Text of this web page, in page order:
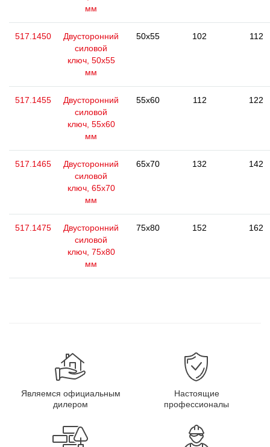
мм
517.1450
Двусторонний
силовой
ключ, 50x55
мм
50x55 102 112
517.1455
Двусторонний
силовой
ключ, 55x60
мм
55x60 112 122
517.1465
Двусторонний
силовой
ключ, 65x70
мм
65x70 132 142
517.1475
Двусторонний
силовой
ключ, 75x80
мм
75x80 152 162
Являемся официальным
дилером
Настоящие
профессионалы